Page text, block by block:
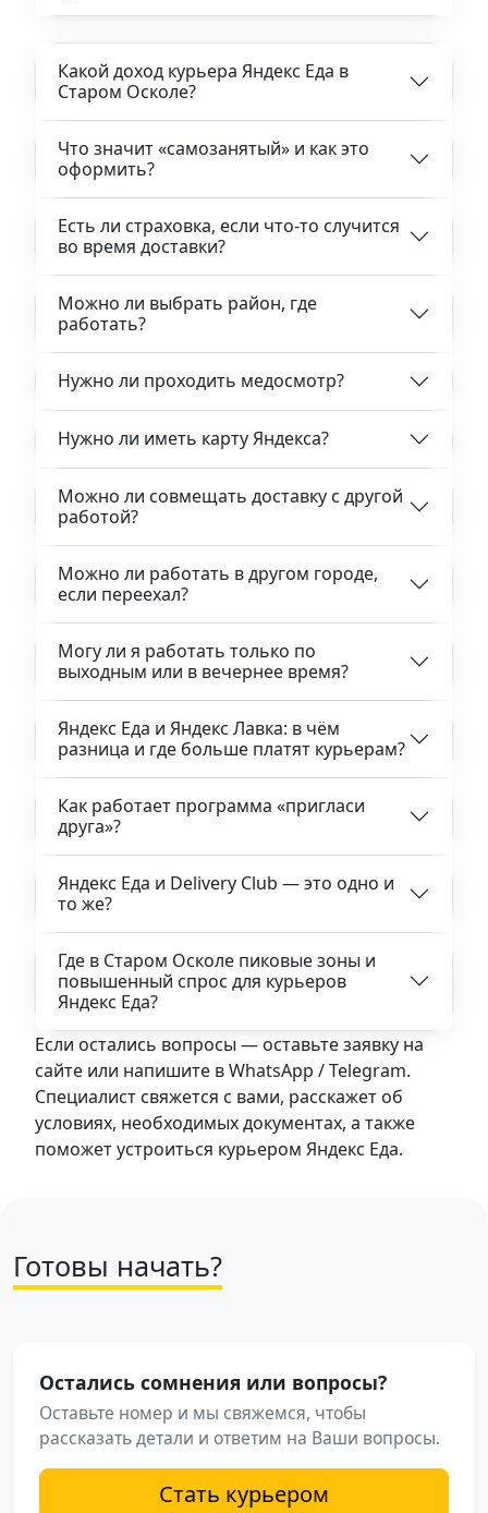
Какой доход курьера Яндекс Еда в
Старом Осколе?
Что значит «самозанятый» и как это
оформить?
Есть ли страховка, если что-то случится
во время доставки?
Можно ли выбрать район, где
работать?
Нужно ли проходить медосмотр?
Нужно ли иметь карту Яндекса?
Можно ли совмещать доставку с другой
работой?
Можно ли работать в другом городе,
если переехал?
Могу ли я работать только по
выходным или в вечернее время?
Яндекс Еда и Яндекс Лавка: в чём
разница и где больше платят курьерам?
Как работает программа «пригласи
друга»?
Яндекс Еда и Delivery Club — это одно и
то же?
Где в Старом Осколе пиковые зоны и
повышенный спрос для курьеров
Яндекс Еда?
Если остались вопросы — оставьте заявку на
сайте или напишите в WhatsApp / Telegram.
Специалист свяжется с вами, расскажет об
условиях, необходимых документах, а также
поможет устроиться курьером Яндекс Еда.
Готовы начать?
Остались сомнения или вопросы?
Оставьте номер и мы свяжемся, чтобы
рассказать детали и ответим на Ваши вопросы.
Стать курьером